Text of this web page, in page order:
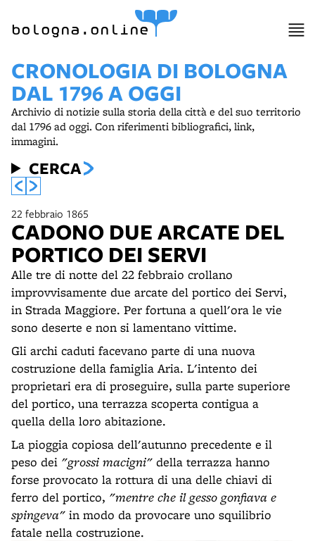
bologna.online
CRONOLOGIA DI BOLOGNA
DAL 1796 A OGGI
Archivio di notizie sulla storia della città e del suo territorio
dal 1796 ad oggi. Con riferimenti bibliografici, link,
immagini.
CERCA
22 febbraio 1865
CADONO DUE ARCATE DEL
PORTICO DEI SERVI
Alle tre di notte del 22 febbraio crollano
improvvisamente due arcate del portico dei Servi,
in Strada Maggiore. Per fortuna a quell'ora le vie
sono deserte e non si lamentano vittime.
Gli archi caduti facevano parte di una nuova
costruzione della famiglia Aria. L'intento dei
proprietari era di proseguire, sulla parte superiore
del portico, una terrazza scoperta contigua a
quella della loro abitazione.
La pioggia copiosa dell'autunno precedente e il
peso dei "grossi macigni" della terrazza hanno
forse provocato la rottura di una delle chiavi di
ferro del portico, "mentre che il gesso gonfiava e
spingeva" in modo da provocare uno squilibrio
fatale nella costruzione.